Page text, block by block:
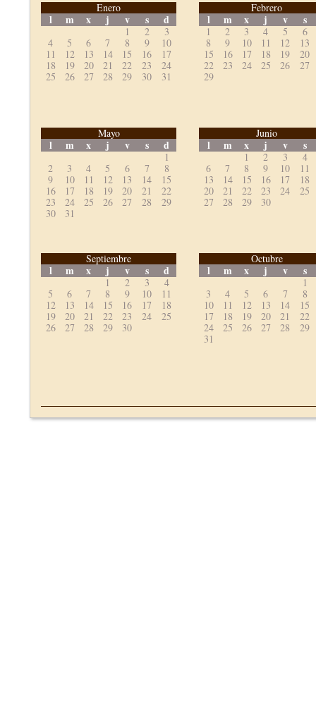
Enero
l m x j v s d
1 2
3
4
5 6 7 8 9
10
11
12 13 14 15 16
17
18
19 20 21 22 23
24
25
26 27 28 29 30 31
Febrero
l m x j v s
1 2 3 4 5
6
8
9 10 11 12
13
15
16 17 18 19
20
22
23 24 25 26
27
29
Mayo
l m x j v s d
1
2
3 4 5 6 7
8
9
10 11 12 13 14
15
16
17 18 19 20 21
22
23
24 25 26 27 28
29
30
31
Junio
l m x j v s
1 2 3
4
6
7 8 9 10
11
13
14 15 16 17
18
20
21 22 23 24
25
27
28 29 30
Septiembre
l m x j v s d
1 2 3
4
5
6 7 8 9 10
11
12
13 14 15 16 17
18
19
20 21 22 23 24
25
26
27 28 29 30
Octubre
l m x j v s
1
3
4 5 6 7
8
10
11 12 13 14
15
17
18 19 20 21
22
24
25 26 27 28
29
31